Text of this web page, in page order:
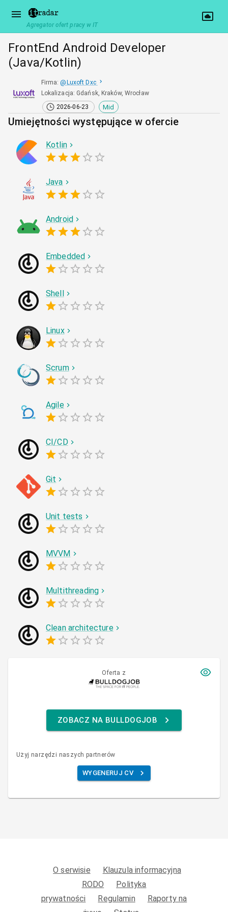
Agregator ofert pracy w IT
FrontEnd Android Developer
(Java/Kotlin)
Firma: @ Luxoft Dxc
Lokalizacja: Gdańsk, Kraków, Wrocław
2026-06-23
Mid
Umiejętności występujące w ofercie
Kotlin
Java
Android
Embedded
Shell
Linux
Scrum
Agile
CI/CD
Git
Unit tests
MVVM
Multithreading
Clean architecture
Oferta z
ZOBACZ NA BULLDOGJOB
Użyj narzędzi naszych partnerów
WYGENERUJ CV
O serwisie
Klauzula informacyjna
RODO
Polityka
prywatności
Regulamin
Raporty na